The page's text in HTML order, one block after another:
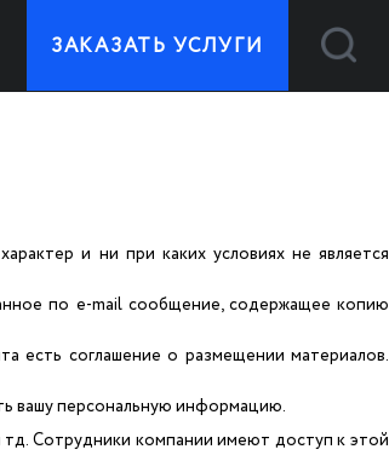
ЗАКАЗАТЬ УСЛУГИ
и ни при каких условиях не является
по e-mail сообщение, содержащее копию
есть соглашение о размещении материалов.
вашу персональную информацию.
Сотрудники компании имеют доступ к этой